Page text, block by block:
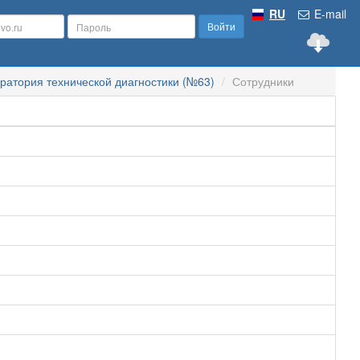
E-mail
RU
Войти
технической диагностики (№63)
Сотрудники